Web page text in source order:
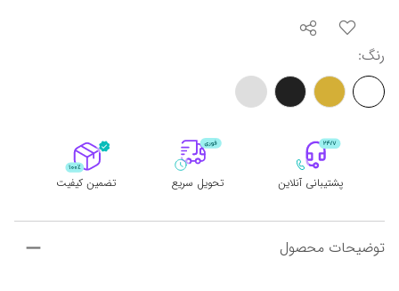
رنگ:
پشتیبانی آنلاین تحویل سریع تضمین کیفیت
توضیحات محصول